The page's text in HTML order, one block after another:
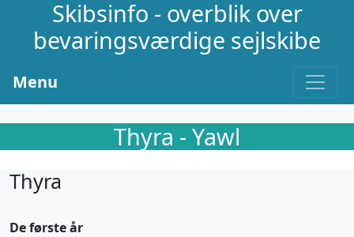
Skibsinfo - overblik over
bevaringsværdige sejlskibe
Menu
Thyra - Yawl
Thyra
De første år